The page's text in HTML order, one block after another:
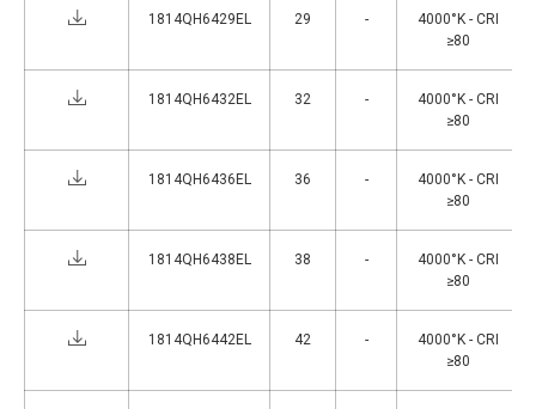
1814QH6429EL 29 -
4000°K - CRI
≥80
1814QH6432EL 32 -
4000°K - CRI
≥80
1814QH6436EL 36 -
4000°K - CRI
≥80
1814QH6438EL 38 -
4000°K - CRI
≥80
1814QH6442EL 42 -
4000°K - CRI
≥80